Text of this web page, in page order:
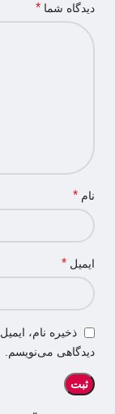
دیدگاه شما *
نام *
ایمیل *
ذخیره نام،
دیدگاهی می‌نویسم.